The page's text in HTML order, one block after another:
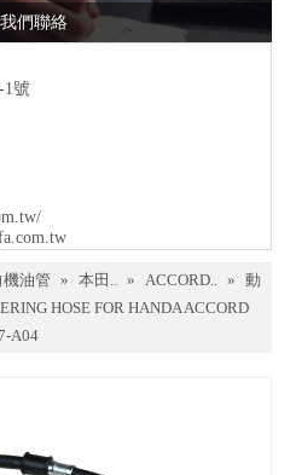
們聯絡
1號
機油管 » 本田.. » ACCORD.. » 動
HOSE FOR HANDA ACCORD
A04